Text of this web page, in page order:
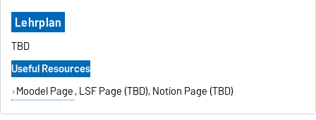
Lehrplan
TBD
Useful Resources
Moodel Page, LSF Page (TBD), Notion Page (TBD)